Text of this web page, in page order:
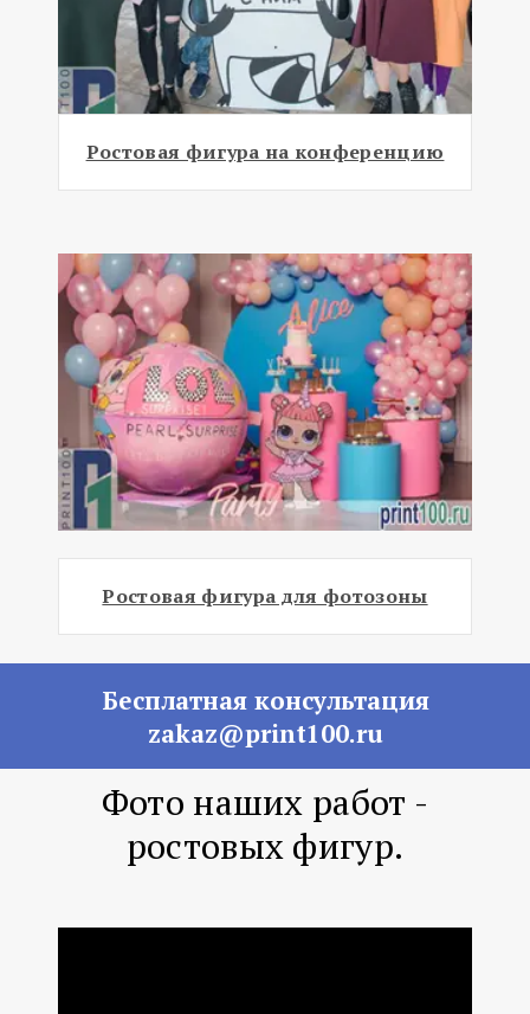
Ростовая фигура на конференцию
Ростовая фигура для фотозоны
Бесплатная консультация
zakaz@print100.ru
Фото наших работ -
ростовых фигур.